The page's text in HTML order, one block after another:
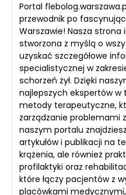
Portal
przewodnik po
Warszawie! Nasza strona
stworzona z myślą o
uzyskać szczegółowe
specialistycznej w
schorzeń żył. Dzięki
najlepszych ekspertów w
metody terapeutyczne,
zarządzanie problemami
naszym portalu
artykułów i publikacji na
krążenia, ale również
profilaktyki oraz
które łączy pacjentów z
placówkami